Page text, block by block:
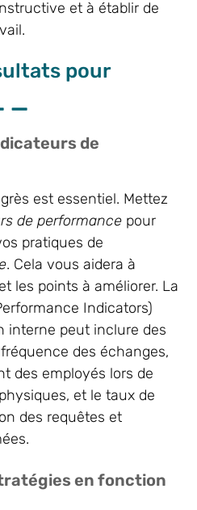
et à établir de
pour
de
est essentiel. Mettez
de performance pour
pratiques de
. Cela vous aidera à
les points à améliorer. La
Indicators)
interne peut inclure des
des échanges,
des employés lors de
et le taux de
des requêtes et
en fonction